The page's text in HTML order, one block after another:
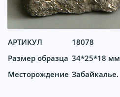
АРТИКУЛ
18078
Размер образца 34*25*18 мм
Месторождение Забайкалье.